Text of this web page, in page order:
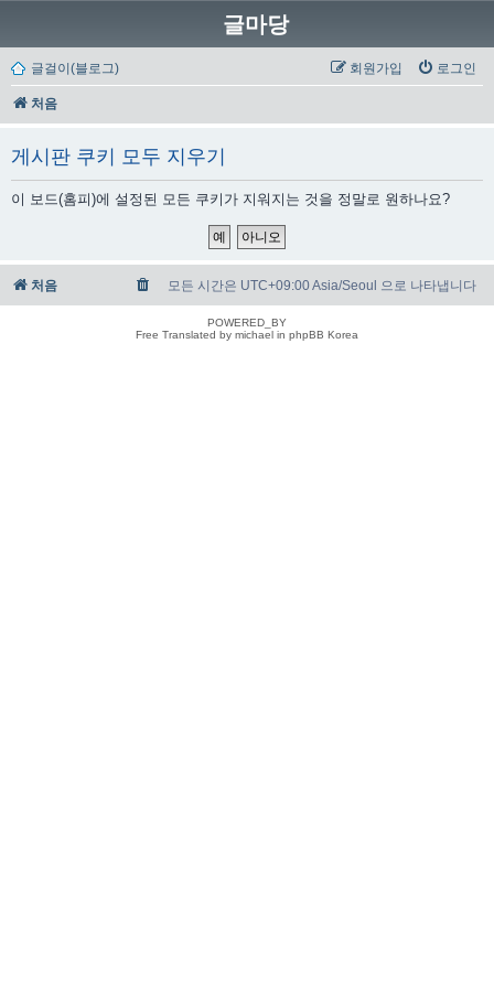
글마당
글걸이(블로그) 로그인
회원가입
처음
게시판 쿠키 모두 지우기
이 보드(홈피)에 설정된 모든 쿠키가 지워지는 것을 정말로 원하나요?
처음 모든 시간은 UTC+09:00 Asia/Seoul 으로 나타냅니다
POWERED_BY
Free Translated by michael in phpBB Korea